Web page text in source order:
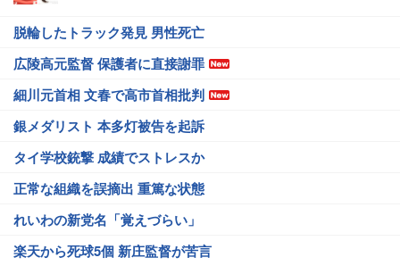
脱輪したトラック発見 男性死亡
広陵高元監督 保護者に直接謝罪
細川元首相 文春で高市首相批判
銀メダリスト 本多灯被告を起訴
タイ学校銃撃 成績でストレスか
正常な組織を誤摘出 重篤な状態
れいわの新党名「覚えづらい」
楽天から死球5個 新庄監督が苦言